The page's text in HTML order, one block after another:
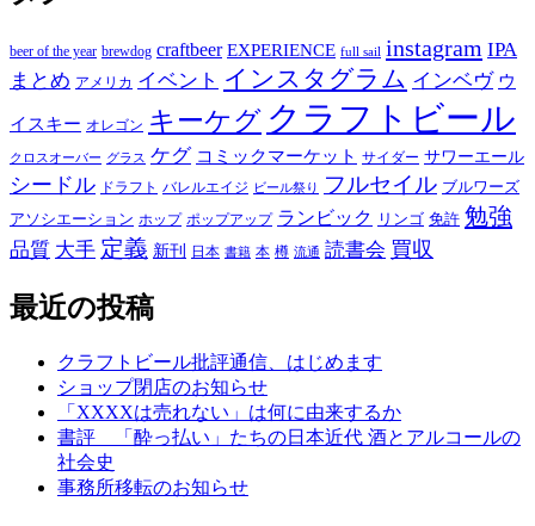
beer of the year brewdog craftbeer EXPERIENCE full sail instagram IPA
まとめ アメリカ イベント インスタグラム インベヴ ウ
イスキー オレゴン キーケグ クラフトビール
クロスオーバー グラス ケグ コミックマーケット サイダー サワーエール
シードル ドラフト バレルエイジ ビール祭り フルセイル ブルワーズ
アソシエーション ホップ ポップアップ ランビック リンゴ 免許 勉強
品質 大手 定義 新刊 日本 書籍 本 樽 流通 読書会 買収
最近の投稿
クラフトビール批評通信、はじめます
ショップ閉店のお知らせ
「XXXXは売れない」は何に由来するか
書評 「酔っ払い」たちの日本近代 酒とアルコールの
社会史
事務所移転のお知らせ